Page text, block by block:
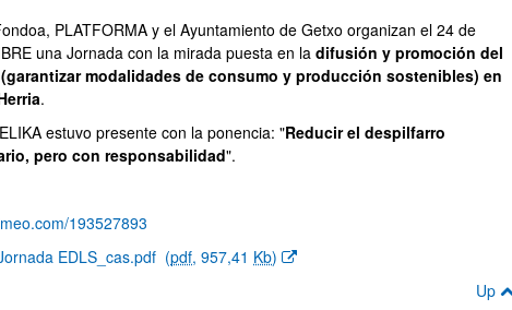
PLATFORMA y el Ayuntamiento de Getxo organizan el 24 de
una Jornada con la mirada puesta en la difusión y promoción del
modalidades de consumo y producción sostenibles) en
.
estuvo presente con la ponencia: "Reducir el despilfarro
pero con responsabilidad".
193527893
New Window)
EDLS_cas.pdf (pdf, 957,41 Kb)
Up